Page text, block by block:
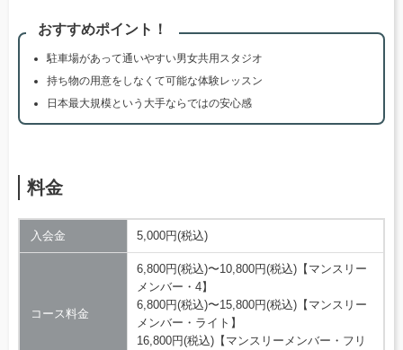
おすすめポイント！
駐車場があって通いやすい男女共用スタジオ
持ち物の用意をしなくて可能な体験レッスン
日本最大規模という大手ならではの安心感
料金
入会金 5,000円(税込)
コース料金
6,800円(税込)〜10,800円(税込)【マンスリー
メンバー・4】
6,800円(税込)〜15,800円(税込)【マンスリー
メンバー・ライト】
16,800円(税込)【マンスリーメンバー・フリ